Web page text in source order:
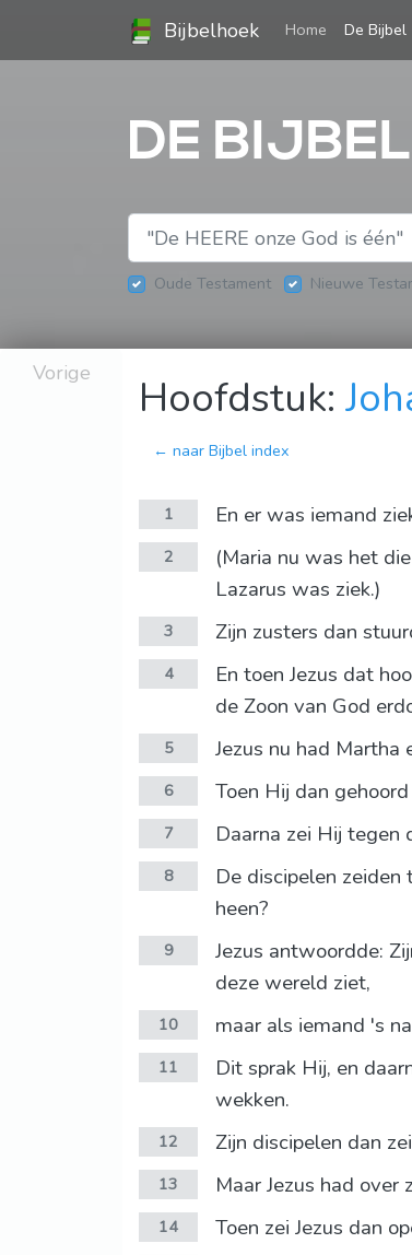
Bijbelhoek Home (current)
De Bijbel
DE
Oude Testament Nieuwe
Vorige Hoofdstuk:
← naar Bijbel index
1 En er was iemand
2
(Maria nu was het
Lazarus was ziek.)
3 Zijn zusters dan
4
En toen Jezus dat
de Zoon van God
5 Jezus nu had Martha
6 Toen Hij dan
7 Daarna zei Hij tegen
8
De discipelen
heen?
9
Jezus antwoordde:
deze wereld ziet,
10 maar als iemand 's
11
Dit sprak Hij, en
wekken.
12 Zijn discipelen dan
13 Maar Jezus had
14 Toen zei Jezus dan